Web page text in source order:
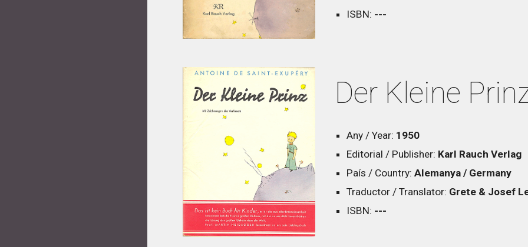
ISBN: ---
Der Kleine
Any / Year: 1950
Editorial / Publisher: Karl Rauch Verlag
País / Country: Alemanya / Germany
Traductor / Translator: Grete & Josef
ISBN: ---